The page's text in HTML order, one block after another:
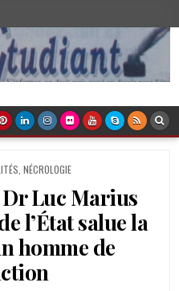
NÉCROLOGIE
Luc Marius
l’État salue la
homme de